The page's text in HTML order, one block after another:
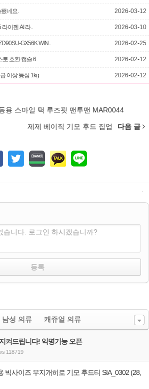
네요. 2026-03-12
라이젠 AI 라.. 2026-03-10
GX56K WIN.. 2026-02-25
호환 캡슐 6.. 2026-02-12
이상 등심 1kg 2026-02-12
용 스마일 택 루즈핏 맨투맨 MAR0044
제제 베이직 기모 후드 집업 다음 글
습니다. 로그인 하시겠습니까?
남성 의류 캐쥬얼 의류
켜드립니다! 익명기능 오픈
118719
빅사이즈 무지개히로 기모 후드티 SIA_0302 (28,